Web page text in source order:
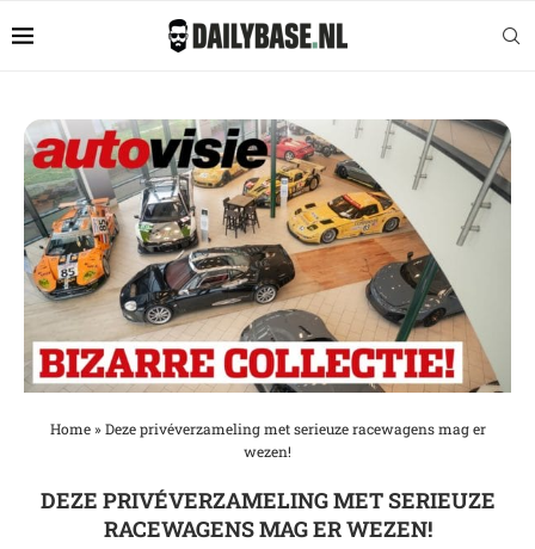
Home» Deze privéverzameling met serieuze racewagens mag er
wezen!
DEZE PRIVÉVERZAMELING MET SERIEUZE
RACEWAGENS MAG ER WEZEN!